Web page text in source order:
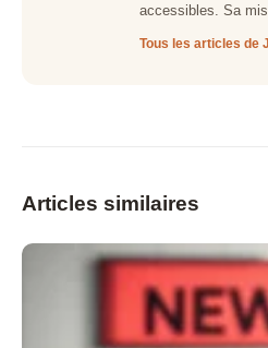
accessibles. Sa
Tous les articles de
Articles similaires